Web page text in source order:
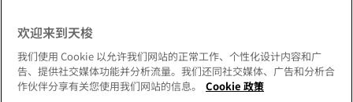
Our commitments
欢迎来到天梭
我们使用 Cookie 以允许我们网站的正常工作、个性化设计内容和广
告、提供社交媒体功能并分析流量。我们还同社交媒体、广告和分析合
作伙伴分享有关您使用我们网站的信息。
Cookie 政策